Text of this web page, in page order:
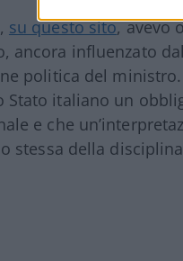
su questo sito, avevo
ancora influenzato
politica del
Stato italiano un
e che
stessa della